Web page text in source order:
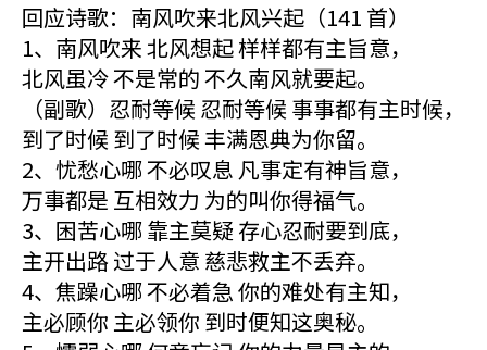
回应诗歌：南风吹来北风兴起（141 首）
1、南风吹来 北风想起 样样都有主旨意，
北风虽冷 不是常的 不久南风就要起。
（副歌）忍耐等候 忍耐等候 事事都有主时候，
到了时候 到了时候 丰满恩典为你留。
2、忧愁心哪 不必叹息 凡事定有神旨意，
万事都是 互相效力 为的叫你得福气。
3、困苦心哪 靠主莫疑 存心忍耐要到底，
主开出路 过于人意 慈悲救主不丢弃。
4、焦躁心哪 不必着急 你的难处有主知，
主必顾你 主必领你 到时便知这奥秘。